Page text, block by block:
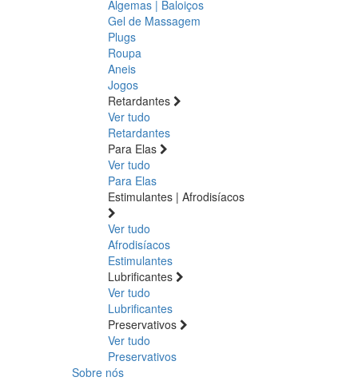
Algemas | Baloiços
Gel de Massagem
Plugs
Roupa
Aneis
Jogos
Retardantes
Ver tudo
Retardantes
Para Elas
Ver tudo
Para Elas
Estimulantes | Afrodisíacos
Ver tudo
Afrodisíacos
Estimulantes
Lubrificantes
Ver tudo
Lubrificantes
Preservativos
Ver tudo
Preservativos
Sobre nós